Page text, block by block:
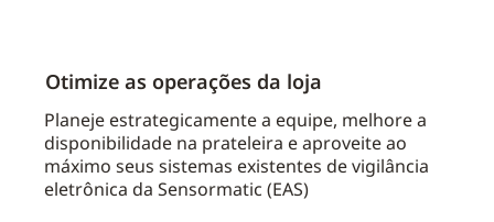
Otimize as operações da loja
Planeje estrategicamente a equipe, melhore a
disponibilidade na prateleira e aproveite ao
máximo seus sistemas existentes de vigilância
eletrônica da Sensormatic (EAS)